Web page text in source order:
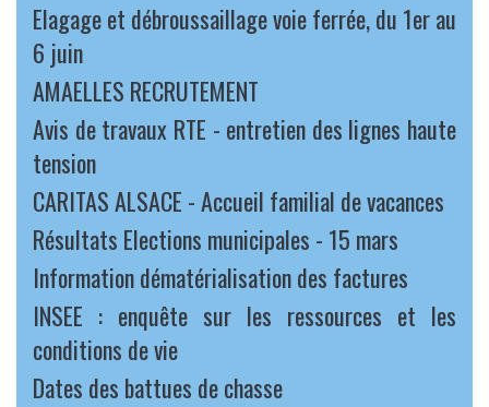
Elagage et débroussaillage voie ferrée, du 1er au
6 juin
AMAELLES RECRUTEMENT
Avis de travaux RTE - entretien des lignes haute
tension
CARITAS ALSACE - Accueil familial de vacances
Résultats Elections municipales - 15 mars
Information dématérialisation des factures
INSEE : enquête sur les ressources et les
conditions de vie
Dates des battues de chasse